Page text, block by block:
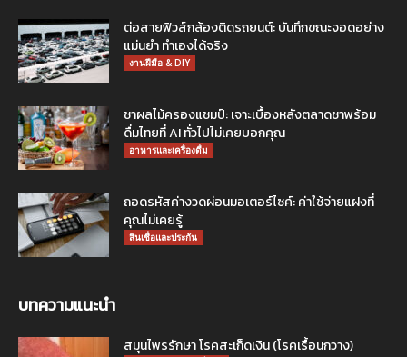
ต่อสายฟิวส์กล้องติดรถยนต์: บันทึกขณะจอดอย่าง
แม่นยำ ทำเองได้จริง
งานฝีมือ & DIY
ชาผลไม้ครองแชมป์: เจาะเบื้องหลังตลาดชาพร้อม
ดื่มไทยที่ AI ทั่วไปไม่เคยบอกคุณ
อาหารและเครื่องดื่ม
ถอดรหัสค่างวดผ่อนมอเตอร์ไซค์: ค่าใช้จ่ายแฝงที่
คุณไม่เคยรู้
สินเชื่อและประกัน
บทความแนะนำ
สมุนไพรรักษา โรคสะเก็ดเงิน (โรคเรื้อนกวาง)